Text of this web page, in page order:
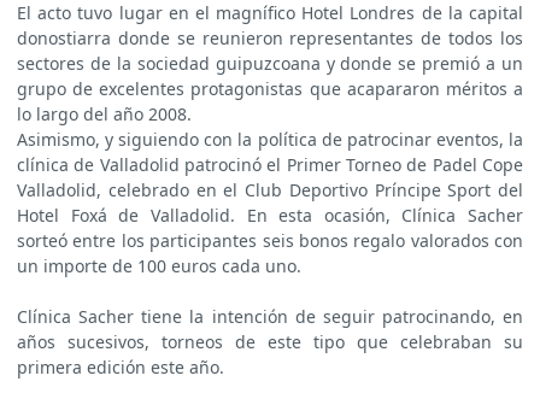
El acto tuvo lugar en el magnífico Hotel Londres de la capital
donostiarra donde se reunieron representantes de todos los
sectores de la sociedad guipuzcoana y donde se premió a un
grupo de excelentes protagonistas que acapararon méritos a
lo largo del año 2008.
Asimismo, y siguiendo con la política de patrocinar eventos, la
clínica de Valladolid patrocinó el Primer Torneo de Padel Cope
Valladolid, celebrado en el Club Deportivo Príncipe Sport del
Hotel Foxá de Valladolid. En esta ocasión, Clínica Sacher
sorteó entre los participantes seis bonos regalo valorados con
un importe de 100 euros cada uno.
Clínica Sacher tiene la intención de seguir patrocinando, en
años sucesivos, torneos de este tipo que celebraban su
primera edición este año.